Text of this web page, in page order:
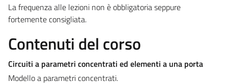
La frequenza alle lezioni non è obbligatoria seppure
fortemente consigliata.
Contenuti del corso
Circuiti a parametri concentrati ed elementi a una porta
Modello a parametri concentrati.